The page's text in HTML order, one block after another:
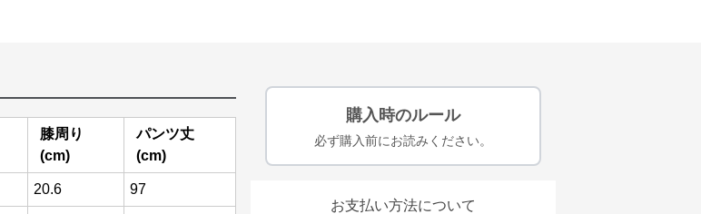
膝周り
(cm)
パンツ丈
(cm)
20.6 97
購入時のルール
必ず購入前にお読みください。
お支払い方法について